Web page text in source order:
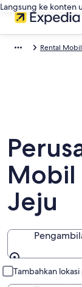
Langsung ke konten
Rental Mobil
Mobil
Jeju
Tambahkan